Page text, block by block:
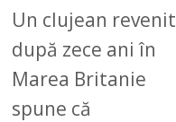
Un clujean revenit
după zece ani în
Marea Britanie
spune că